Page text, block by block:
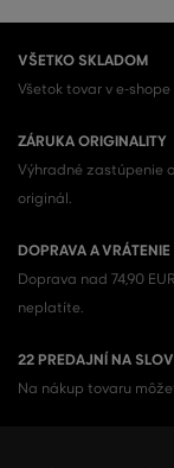
VŠETKO SKLADOM
Všetok tovar v e-
ZÁRUKA ORIGINALITY
Výhradné zastúpenie
originál.
DOPRAVA A
Doprava nad 74,90
neplatíte.
22 PREDAJNÍ NA
Na nákup tovaru